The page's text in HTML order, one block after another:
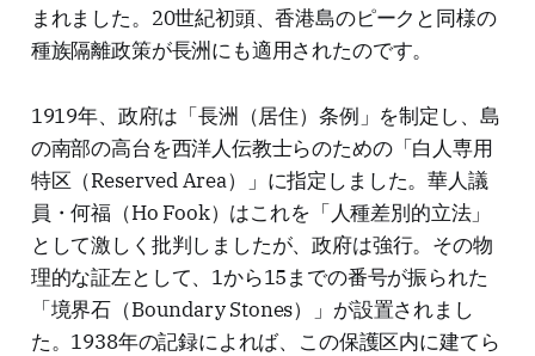
まれました。20世紀初頭、香港島のピークと同様の
種族隔離政策が長洲にも適用されたのです。
1919年、政府は「長洲（居住）条例」を制定し、島
の南部の高台を西洋人伝教士らのための「白人専用
特区（Reserved Area）」に指定しました。華人議
員・何福（Ho Fook）はこれを「人種差別的立法」
として激しく批判しましたが、政府は強行。その物
理的な証左として、1から15までの番号が振られた
「境界石（Boundary Stones）」が設置されまし
た。1938年の記録によれば、この保護区内に建てら